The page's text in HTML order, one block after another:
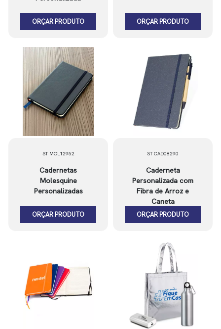
ORÇAR PRODUTO ORÇAR PRODUTO
ST MOL12952
Cadernetas
Molesquine
Personalizadas
ORÇAR PRODUTO
ST CAD08290
Caderneta
Personalizada com
Fibra de Arroz e
Caneta
ORÇAR PRODUTO